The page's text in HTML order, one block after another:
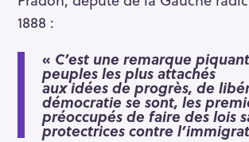
1888 :
« C’est une remarque
peuples les plus attachés
aux idées de progrès, de
démocratie se sont, les
préoccupés de faire des lois
protectrices contre